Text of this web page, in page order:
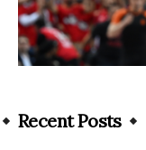
Recent Posts